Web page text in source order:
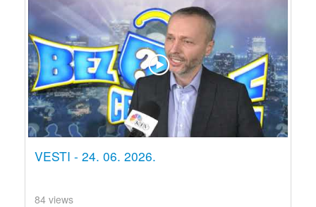
VESTI - 24. 06. 2026.
84 views